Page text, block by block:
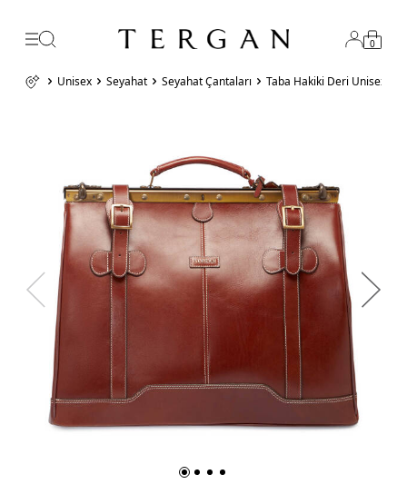
0
Unisex Seyahat Seyahat Çantaları Taba Hakiki Deri Unisex